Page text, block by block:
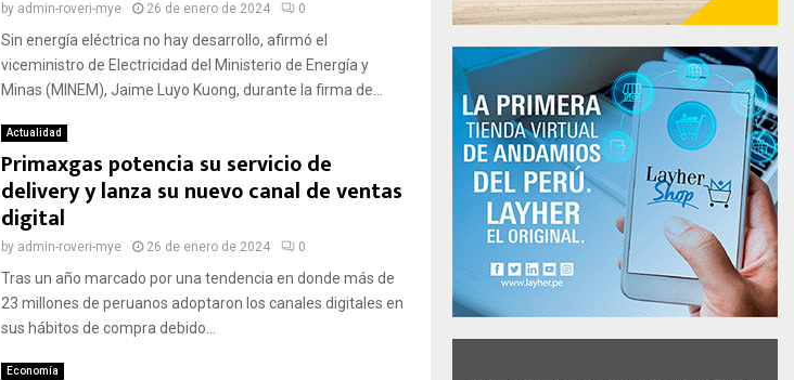
by admin-roveri-mye 26 de enero de 2024 0
Sin energía eléctrica no hay desarrollo, afirmó el
viceministro de Electricidad del Ministerio de Energía y
Minas (MINEM), Jaime Luyo Kuong, durante la firma de...
Actualidad
Primaxgas potencia su servicio de
delivery y lanza su nuevo canal de ventas
digital
by admin-roveri-mye 26 de enero de 2024 0
Tras un año marcado por una tendencia en donde más de
23 millones de peruanos adoptaron los canales digitales en
sus hábitos de compra debido...
Economía